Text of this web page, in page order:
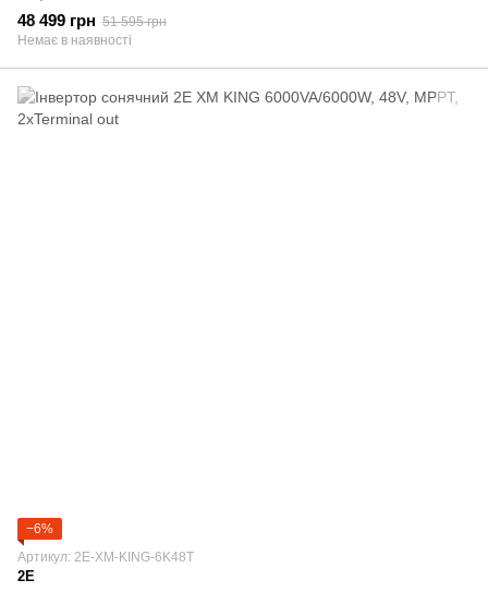
48 499 грн 51 595 грн
Немає в наявності
−6%
Артикул: 2E-XM-KING-6K48T
2E